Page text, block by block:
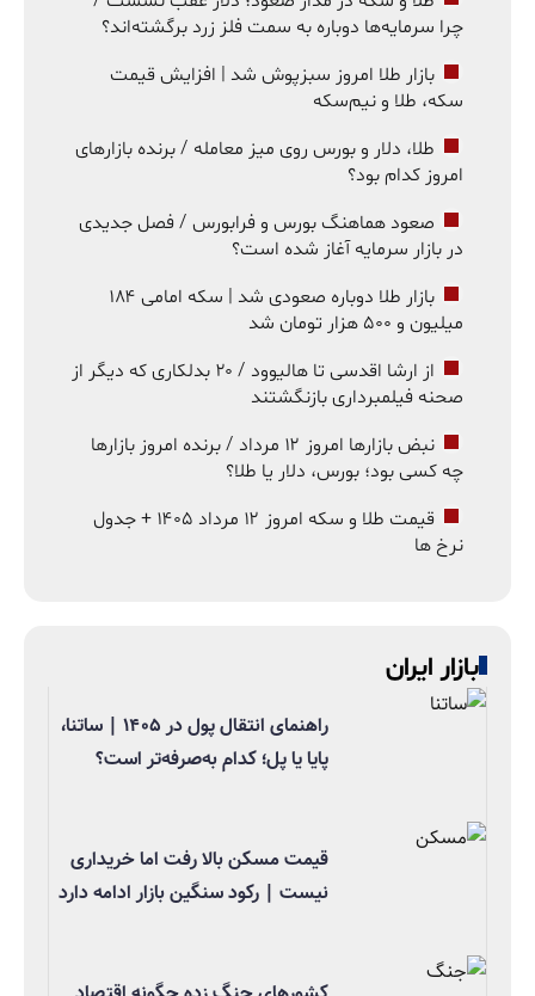
چرا سرمایه‌ها دوباره به سمت فلز زرد برگشته‌اند؟
بازار طلا امروز سبزپوش شد | افزایش قیمت
سکه، طلا و نیم‌سکه
طلا، دلار و بورس روی میز معامله / برنده بازارهای
امروز کدام بود؟
صعود هماهنگ بورس و فرابورس / فصل جدیدی
در بازار سرمایه آغاز شده است؟
بازار طلا دوباره صعودی شد | سکه امامی ۱۸۴
میلیون و ۵۰۰ هزار تومان شد
از ارشا اقدسی تا هالیوود / ۲۰ بدلکاری که دیگر از
صحنه فیلمبرداری بازنگشتند
نبض بازارها امروز ۱۲ مرداد / برنده امروز بازارها
چه کسی بود؛ بورس، دلار یا طلا؟
قیمت طلا و سکه امروز ۱۲ مرداد ۱۴۰۵ + جدول
نرخ ها
بازار ایران
راهنمای انتقال پول در ۱۴۰۵ | ساتنا،
پایا یا پل؛ کدام به‌صرفه‌تر است؟
قیمت مسکن بالا رفت اما خریداری
نیست | رکود سنگین بازار ادامه دارد